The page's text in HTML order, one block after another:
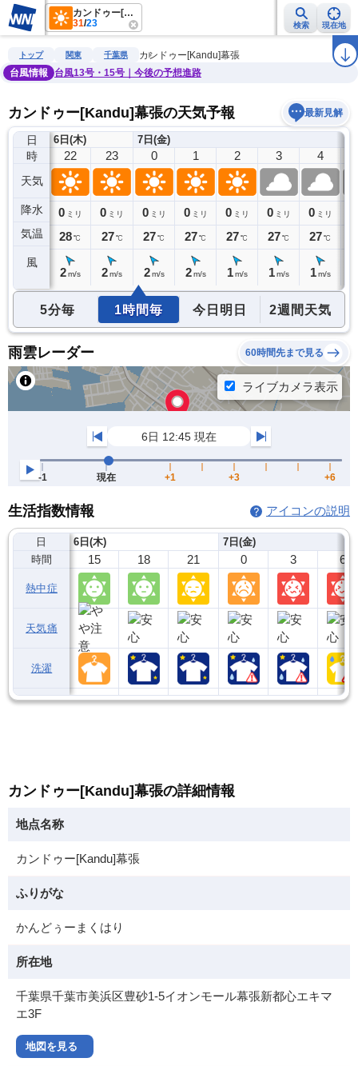
カンドゥー[Kandu]幕張
31/23 検索 現在地
雨雲レーダー 台風情報 地震情報 警報・注意報 ラ
トップ 関東 千葉県
カンドゥー[Kandu]幕張
台風情報
台風13号・15号｜今後の予想進路
カンドゥー[Kandu]幕張の天気予報 最新見解
日
時
天気
降水
気温
風
6日(木)
21
0ミリ
28℃
22
0 ミリ
28℃
2 m/s
23
0 ミリ
27 ℃
2m/s
7日(金)
0
0 ミリ
27℃
2 m/s
1
0 ミリ
27℃
2 m/s
2
0 ミリ
27℃
1 m/s
3
0 ミリ
27℃
1 m/s
4
0 ミリ
27℃
1 m/s
5分毎 1時間毎 今日明日 2週間天気
雨雲レーダー 60時間先まで見る
生活指数情報 アイコンの説明
日
時間
熱中症
天気痛
洗濯
6日(木)
15 18 21
7日(金)
0 3 6
カンドゥー[Kandu]幕張の詳細情報
地点名称
カンドゥー[Kandu]幕張
ふりがな
かんどぅーまくはり
所在地
千葉県千葉市美浜区豊砂1-5イオンモール幕張新都心エキマ
エ3F
地図を見る